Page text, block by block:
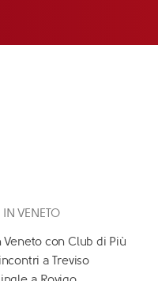
VENETO
con Club di Più
a Treviso